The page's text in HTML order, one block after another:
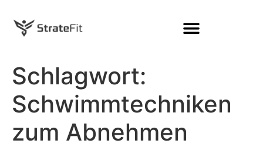
Schlagwort:
Schwimmtechniken
zum Abnehmen